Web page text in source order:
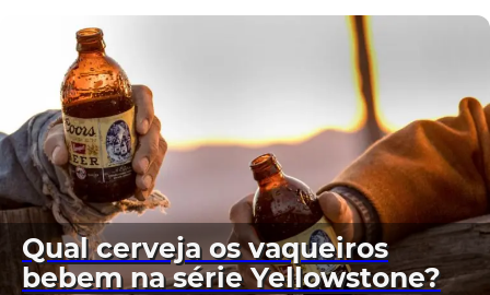
Qual cerveja os vaqueiros
bebem na série Yellowstone?